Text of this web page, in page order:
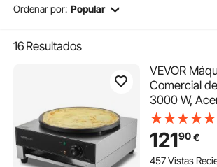
Ordenar por: Popular
16 Resultados
VEVOR
Comercial
3000 W,
Circular de
Control de
12190€
457 Vistas